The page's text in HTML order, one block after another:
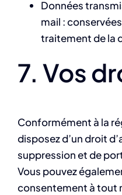
Données
mail :
traitement de la
7. Vos
Conformément à la
disposez d’un droit
suppression et de
Vous pouvez
consentement à tout